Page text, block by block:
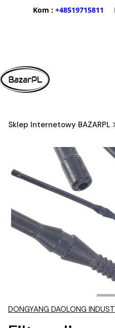
Kom : +48519715811
Sklep Internetowy BAZARPL
DONGYANG DAOLONG